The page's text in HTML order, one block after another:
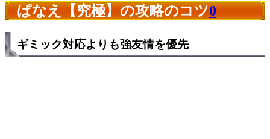
ぱなえ【究極】の攻略のコツ0
ギミック対応よりも強友情を優先